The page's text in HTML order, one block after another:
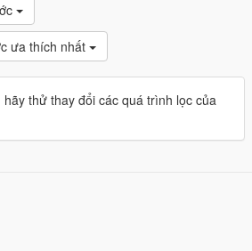
ưa thích nhất
thử thay đổi các quá trình lọc của